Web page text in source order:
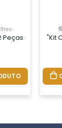
Plaquinha
Peças Em Estojo
"kit